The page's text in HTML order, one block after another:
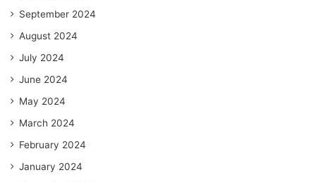
September 2024
August 2024
July 2024
June 2024
May 2024
March 2024
February 2024
January 2024